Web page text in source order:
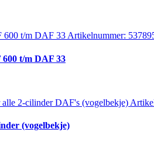
t/m DAF 33
(vogelbekje)